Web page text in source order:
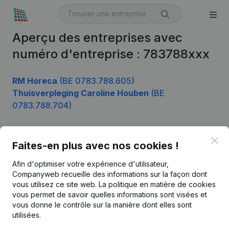
Aperçu des entreprises avec
numéro d'entreprise : 783788xxx
RM Horeca (BE 0783.788.605)
Thuisverpleging Caroline Houben (BE
0783.788.704)
Faites-en plus avec nos cookies !
Afin d'optimiser votre expérience d'utilisateur,
Companyweb recueille des informations sur la façon dont
vous utilisez ce site web. La politique en matière de cookies
vous permet de savoir quelles informations sont visées et
vous donne le contrôle sur la manière dont elles sont
utilisées.
Français
Kantorenpark Everest
Produit
Informations d’entreprise
Monitoring
Recherche internationale